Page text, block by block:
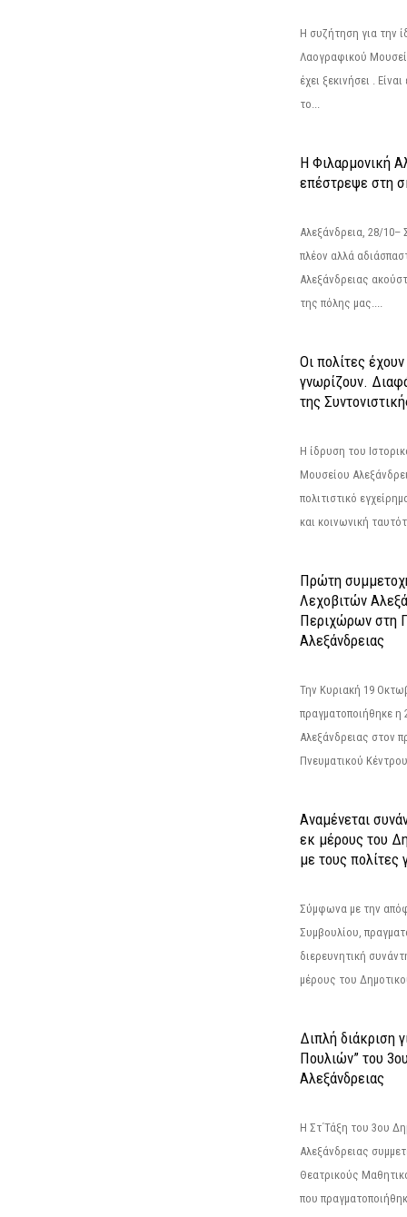
Η συζήτηση για την
Λαογραφικού
έχει ξεκινήσει .
το...
Η Φιλαρμονική
επέστρεψε στη
Αλεξάνδρεια, 28/
πλέον αλλά
Αλεξάνδρειας
της πόλης μας....
Οι πολίτες
γνωρίζουν.
της
Η ίδρυση του
Μουσείου
πολιτιστικό
και κοινωνική
Πρώτη
Λεχοβιτών
Περιχώρων στη
Αλεξάνδρειας
Την Κυριακή 19
πραγματοποιήθηκε η
Αλεξάνδρειας στον
Πνευματικού
Αναμένεται
εκ μέρους του
με τους πολίτες
Σύμφωνα με την
Συμβουλίου,
διερευνητική
μέρους του
Διπλή διάκριση
Πουλιών” του
Αλεξάνδρειας
Η Στ΄Τάξη του 3ου
Αλεξάνδρειας
Θεατρικούς
που